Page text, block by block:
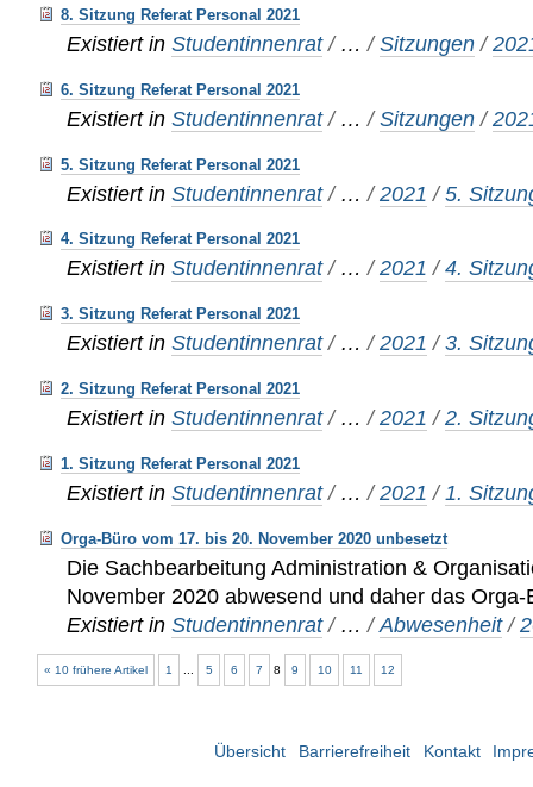
8. Sitzung Referat Personal 2021
Existiert in Studentinnenrat / …/Sitzungen /
6. Sitzung Referat Personal 2021
Existiert in Studentinnenrat / …/Sitzungen /
5. Sitzung Referat Personal 2021
Existiert in Studentinnenrat / …/2021 /5.
4. Sitzung Referat Personal 2021
Existiert in Studentinnenrat / …/2021 /4.
3. Sitzung Referat Personal 2021
Existiert in Studentinnenrat / …/2021 /3.
2. Sitzung Referat Personal 2021
Existiert in Studentinnenrat / …/2021 /2.
1. Sitzung Referat Personal 2021
Existiert in Studentinnenrat / …/2021 / 1.
Orga-Büro vom 17. bis 20. November 2020 unbesetzt
Die Sachbearbeitung Administration &
November 2020 abwesend und daher das
Existiert in Studentinnenrat / …/Abwesenheit /
« 10 frühere Artikel 1 5 6 7 8 9 10 11 12
Übersicht Barrierefreiheit Kontakt